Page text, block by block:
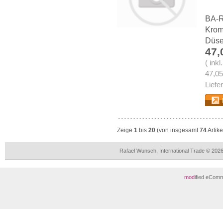
BA-
(
Zeige 1 bis 20 (von insgesamt74
Rafael Wunsch, International Trade ©
modified